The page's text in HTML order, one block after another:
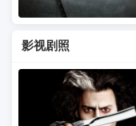
影视剧照